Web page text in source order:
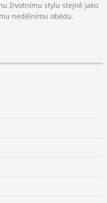
životnímu stylu stejně jako
nedělnímu obědu.